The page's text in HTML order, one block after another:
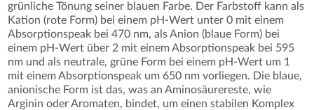
grünliche Tönung seiner blauen Farbe. Der Farbstoff kann als
Kation (rote Form) bei einem pH-Wert unter 0 mit einem
Absorptionspeak bei 470 nm, als Anion (blaue Form) bei
einem pH-Wert über 2 mit einem Absorptionspeak bei 595
nm und als neutrale, grüne Form bei einem pH-Wert um 1
mit einem Absorptionspeak um 650 nm vorliegen. Die blaue,
anionische Form ist das, was an Aminosäurereste, wie
Arginin oder Aromaten, bindet, um einen stabilen Komplex